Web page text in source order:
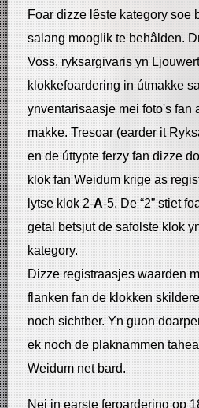
Foar dizze lêste kategory soe
salang mooglik te behâlden.
Voss, ryksargivaris yn
klokkefoardering in útmakke
ynventarisaasje mei foto's fan
makke. Tresoar (earder it
en de úttypte ferzy fan dizze
klok fan Weidum krige as
lytse klok 2-A-5. De “2” stiet
getal betsjut de safolste klok
kategory.
Dizze registraasjes waarden
flanken fan de klokken
noch sichtber. Yn guon
ek noch de plaknammen
Weidum net bard.
Nei in earste feroardering op